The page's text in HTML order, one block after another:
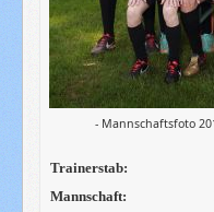
- Mannschaftsfoto
Trainerstab:
Mannschaft: